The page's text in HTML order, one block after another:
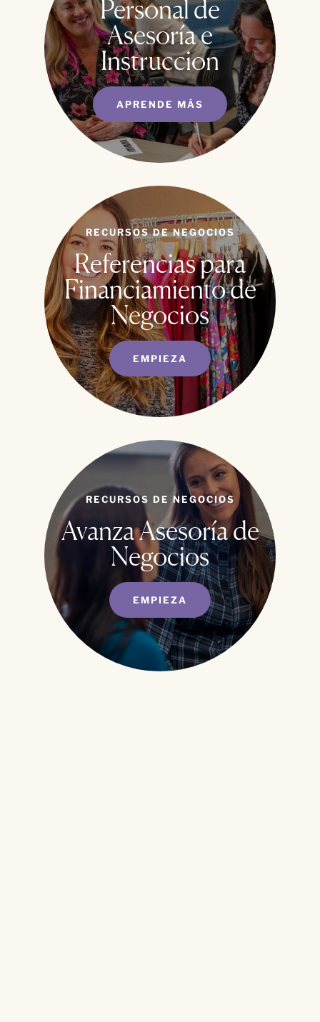
Personal de
Asesoría e
Instruccion
APRENDE MÁS
RECURSOS DE NEGOCIOS
Referencias para
Financiamiento de
Negocios
EMPIEZA
RECURSOS DE NEGOCIOS
Avanza Asesoría de
Negocios
EMPIEZA